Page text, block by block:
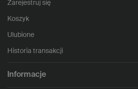
Zarejestruj się
Koszyk
Ulubione
Historia transakcji
Informacje